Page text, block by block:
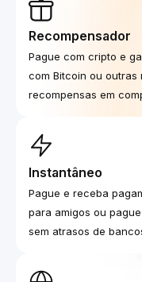
Recompensador
Pague com cripto e
com Bitcoin ou
recompensas em
Instantâneo
Pague e receba
para amigos ou
sem atrasos de